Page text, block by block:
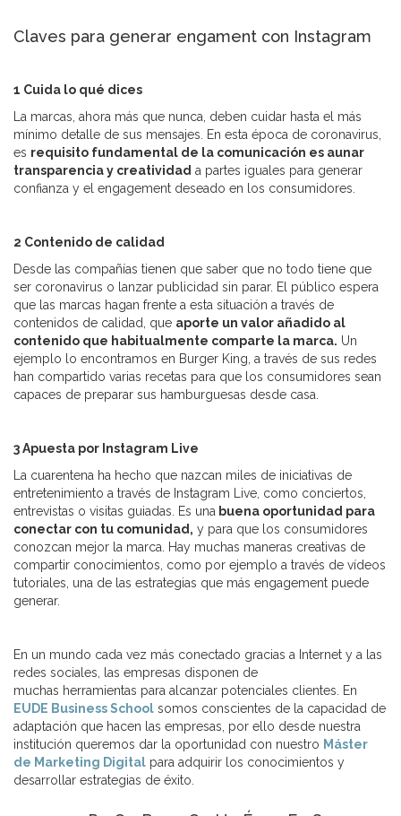
Claves para generar engament con Instagram
1 Cuida lo qué dices
La marcas, ahora más que nunca, deben cuidar hasta el más
mínimo detalle de sus mensajes. En esta época de coronavirus,
es requisito fundamental de la comunicación es aunar
transparencia y creatividad a partes iguales para generar
confianza y el engagement deseado en los consumidores.
2 Contenido de calidad
Desde las compañías tienen que saber que no todo tiene que
ser coronavirus o lanzar publicidad sin parar. El público espera
que las marcas hagan frente a esta situación a través de
contenidos de calidad, que aporte un valor añadido al
contenido que habitualmente comparte la marca. Un
ejemplo lo encontramos en Burger King, a través de sus redes
han compartido varias recetas para que los consumidores sean
capaces de preparar sus hamburguesas desde casa.
3 Apuesta por Instagram Live
La cuarentena ha hecho que nazcan miles de iniciativas de
entretenimiento a través de Instagram Live, como conciertos,
entrevistas o visitas guiadas. Es una buena oportunidad para
conectar con tu comunidad, y para que los consumidores
conozcan mejor la marca. Hay muchas maneras creativas de
compartir conocimientos, como por ejemplo a través de vídeos
tutoriales, una de las estrategias que más engagement puede
generar.
En un mundo cada vez más conectado gracias a Internet y a las
redes sociales, las empresas disponen de
muchas herramientas para alcanzar potenciales clientes. En
EUDE Business School somos conscientes de la capacidad de
adaptación que hacen las empresas, por ello desde nuestra
institución queremos dar la oportunidad con nuestro Máster
de Marketing Digital para adquirir los conocimientos y
desarrollar estrategias de éxito.